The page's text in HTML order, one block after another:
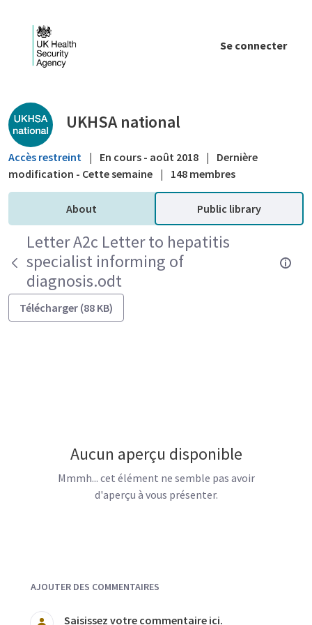
Se connecter
Public library - UKHSA national
UKHSA national
Accès restreint | En cours - août 2018 |
Dernière
modification - Cette semaine | 148 membres
About Public library
Letter A2c Letter to hepatitis
specialist informing of
diagnosis.odt
Télécharger (88 KB)
Aucun aperçu disponible
Mmmh... cet élément ne semble pas avoir
d'aperçu à vous présenter.
AJOUTER DES COMMENTAIRES
Saisissez votre commentaire ici.